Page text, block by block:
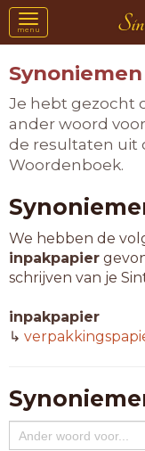
Toggle
navigation
menu
Je hebt gezocht
ander woord
de resultaten uit
Woordenboek.
We hebben de
inpakpapier
schrijven van je
inpakpapier
↳